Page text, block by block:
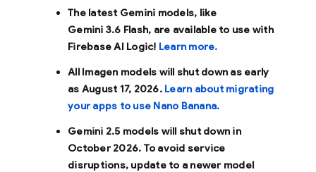
The latest Gemini models, like
Gemini 3.6 Flash, are available to use with
Firebase AI Logic! Learn more.
All Imagen models will shut down as early
as August 17, 2026. Learn about migrating
your apps to use Nano Banana.
Gemini 2.5 models will shut down in
October 2026. To avoid service
disruptions, update to a newer model